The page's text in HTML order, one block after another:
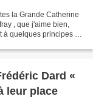
la Grande Catherine
, que j'aime bien,
quelques principes de
Dard «
leur place